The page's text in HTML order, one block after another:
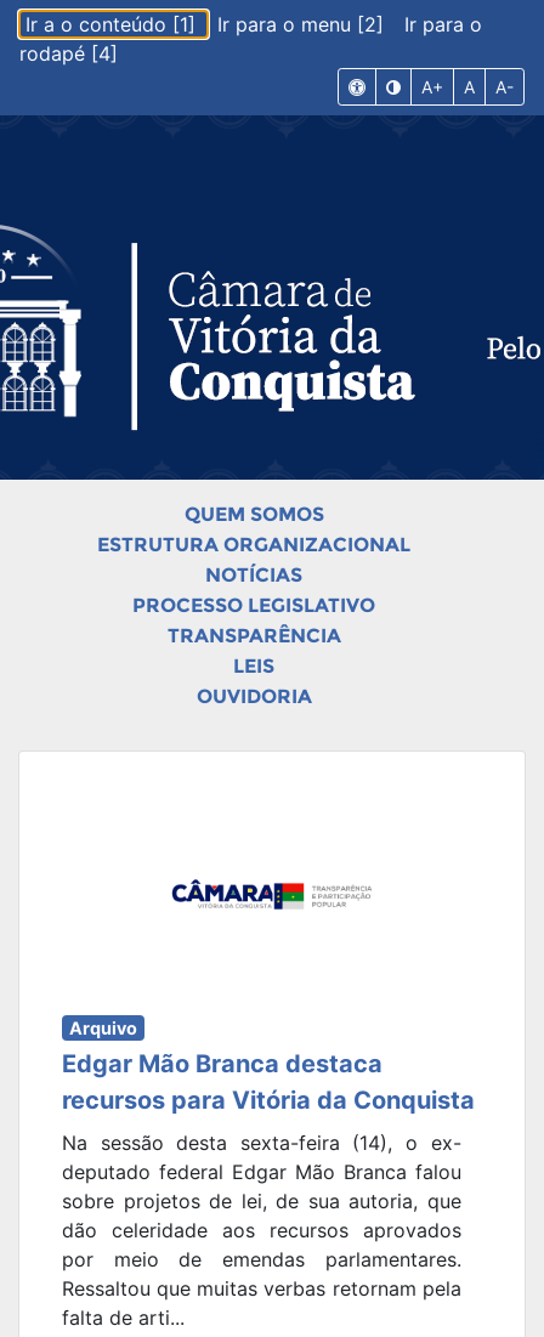
Ir a o conteúdo [1] Ir para o menu [2]
Ir para o
rodapé [4]
A+ A A-
QUEM SOMOS
ESTRUTURA ORGANIZACIONAL
NOTÍCIAS
PROCESSO LEGISLATIVO
TRANSPARÊNCIA
LEIS
OUVIDORIA
Arquivo
Edgar Mão Branca destaca
recursos para Vitória da Conquista
Na sessão desta sexta-feira (14), o ex-
deputado federal Edgar Mão Branca falou
sobre projetos de lei, de sua autoria, que
dão celeridade aos recursos aprovados
por meio de emendas parlamentares.
Ressaltou que muitas verbas retornam pela
falta de arti...